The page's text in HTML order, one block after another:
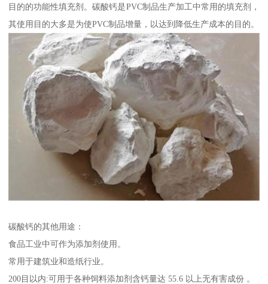
目的的功能性填充剂。碳酸钙是PVC制品生产加工中常用的填充剂，
其使用目的大多是为使PVC制品增量，以达到降低生产成本的目的。
碳酸钙的其他用途：
食品工业中可作为添加剂使用。
常用于建筑业和造纸行业。
200目以内:可用于各种饲料添加剂含钙量达 55.6 以上无有害成份 。